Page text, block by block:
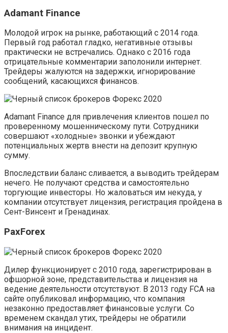
Adamant Finance
Молодой игрок на рынке, работающий с 2014 года.
Первый год работал гладко, негативные отзывы
практически не встречались. Однако с 2016 года
отрицательные комментарии заполонили интернет.
Трейдеры жалуются на задержки, игнорирование
сообщений, касающихся финансов.
Adamant Finance для привлечения клиентов пошел по
проверенному мошенническому пути. Сотрудники
совершают «холодные» звонки и убеждают
потенциальных жертв внести на депозит крупную
сумму.
Впоследствии баланс сливается, а выводить трейдерам
нечего. Не получают средства и самостоятельно
торгующие инвесторы. Но жаловаться им некуда, у
компании отсутствует лицензия, регистрация пройдена в
Сент-Винсент и Гренадинах.
PaxForex
Дилер функционирует с 2010 года, зарегистрирован в
офшорной зоне, представительства и лицензия на
ведение деятельности отсутствуют. В 2013 году FCA на
сайте опубликовал информацию, что компания
незаконно предоставляет финансовые услуги. Со
временем скандал утих, трейдеры не обратили
внимания на инцидент.